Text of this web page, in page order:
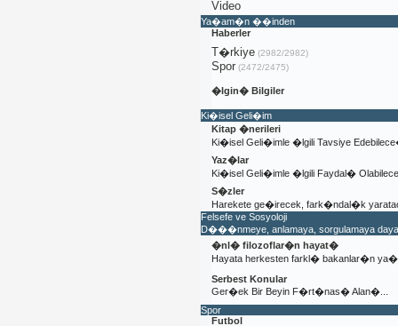
Video
Ya�am�n ��inden
Haberler
T�rkiye(2982/2982)
Spor(2472/2475)
�lgin� Bilgiler
Ki�isel Geli�im
Kitap �nerileri
Ki�isel Geli�imle �lgili Tavsiye
Yaz�lar
Ki�isel Geli�imle �lgili Faydal�
S�zler
Harekete ge�irecek, fark�ndal�k
Felsefe ve Sosyoloji
D���nmeye, anlamaya, sorgulamaya
�nl� filozoflar�n hayat�
Hayata herkesten farkl� bakanlar�n
Serbest Konular
Ger�ek Bir Beyin F�rt�nas� Alan�...
Spor
Futbol